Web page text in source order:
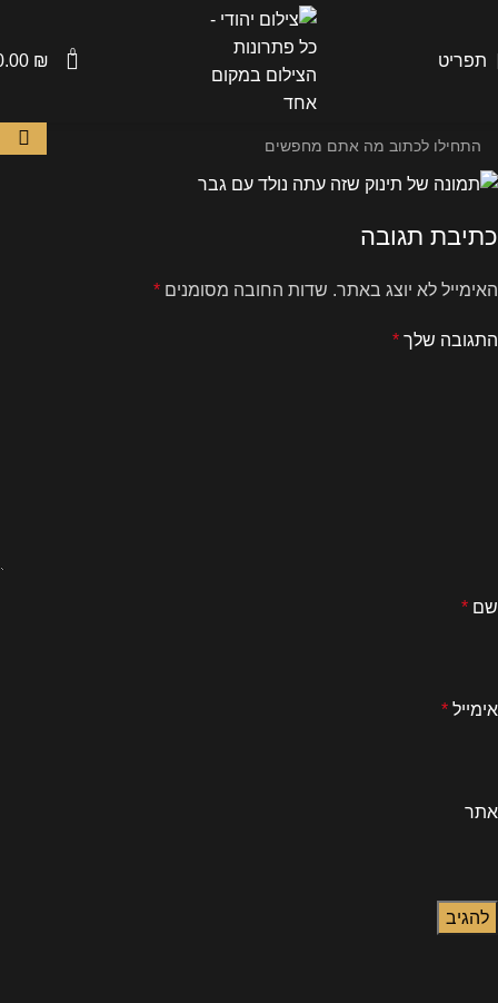
תפריט 0
₪
כתיבת תגובה
האימייל לא יוצג באתר. שדות החובה מסומנים *
התגובה שלך *
שם *
אימייל *
אתר